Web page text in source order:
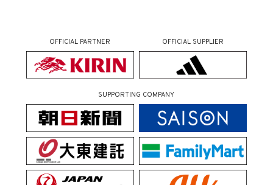
OFFICIAL PARTNER OFFICIAL SUPPLIER
SUPPORTING COMPANY